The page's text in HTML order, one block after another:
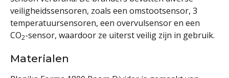
veiligheidssensoren, zoals een omstootsensor, 3
temperatuursensoren, een overvulsensor en een
CO2-sensor, waardoor ze uiterst veilig zijn in gebruik.
Materialen